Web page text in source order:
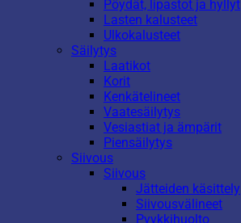
Pöydät, lipastot ja hyllyt
Lasten kalusteet
Ulkokalusteet
Säilytys
Laatikot
Korit
Kenkätelineet
Vaatesäilytys
Vesiastiat ja ämpärit
Piensäilytys
Siivous
Siivous
Jätteiden käsittely
Siivousvälineet
Pyykkihuolto